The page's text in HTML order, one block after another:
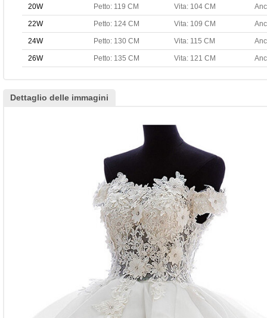
20W Petto: 119 CM Vita: 104 CM
22W Petto: 124 CM Vita: 109 CM
24W Petto: 130 CM Vita: 115 CM
26W Petto: 135 CM Vita: 121 CM
Dettaglio delle immagini